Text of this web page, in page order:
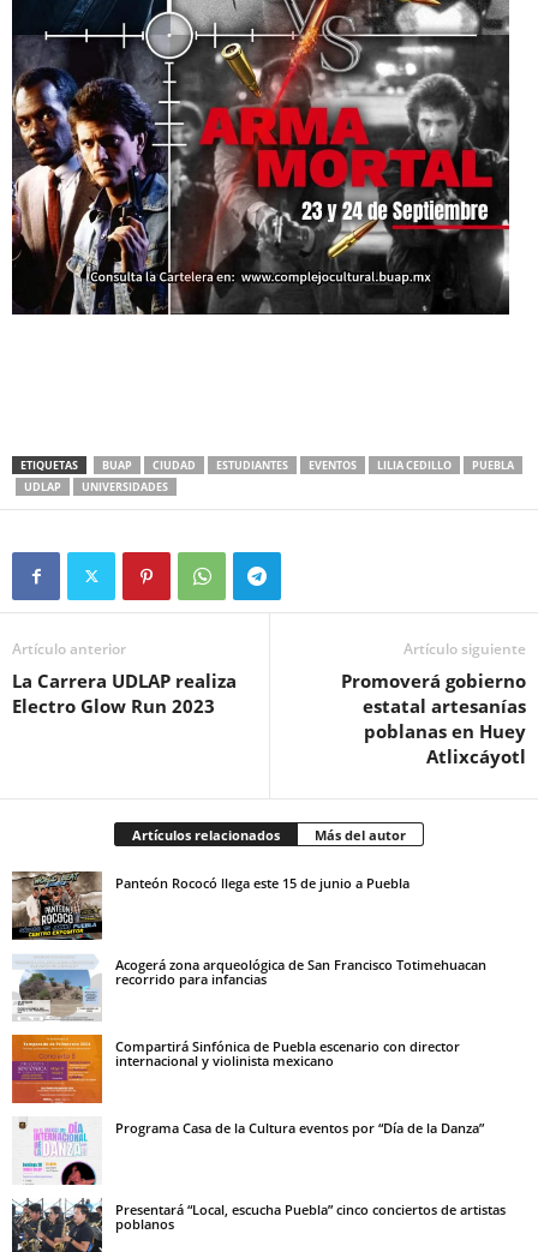
ETIQUETAS BUAP CIUDAD ESTUDIANTES EVENTOS LILIA CEDILLO
PUEBLA
UDLAP
UNIVERSIDADES
Artículo anterior
La Carrera UDLAP realiza
Electro Glow Run 2023
Artículo siguiente
Promoverá gobierno
estatal artesanías
poblanas en Huey
Atlixcáyotl
Artículos relacionados Más del autor
Panteón Rococó llega este 15 de junio a Puebla
Acogerá zona arqueológica de San Francisco Totimehuacan
recorrido para infancias
Compartirá Sinfónica de Puebla escenario con director
internacional y violinista mexicano
Programa Casa de la Cultura eventos por “Día de la Danza”
Presentará “Local, escucha Puebla” cinco conciertos de artistas
poblanos